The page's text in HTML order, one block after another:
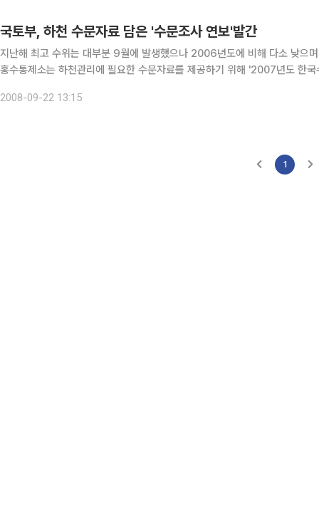
국토부, 하천 수문자료 담은 '수문조사 연보'발간
지난해 최고 수위는 대부분 9월에 발생했으나 2006년도에 비해 다소 낮으며 발생횟수도
홍수통제소는 하천관리에 필요한 수문자료를 제공하기 위해 '2007년도 한국수문조사 연보'를 발
2008-09-22 13:15
1